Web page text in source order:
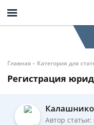
Главная - Категория для
Регистрация
Автор